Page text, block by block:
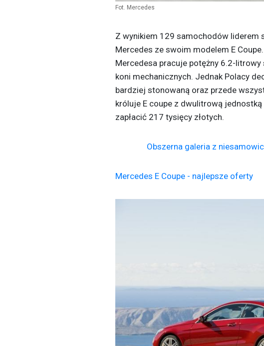
Fot. Mercedes
Z wynikiem 129 samochodów liderem
Mercedes ze swoim modelem E
Mercedesa pracuje potężny 6.2-
koni mechanicznych. Jednak Polacy
bardziej stonowaną oraz przede
króluje E coupe z dwulitrową
zapłacić 217 tysięcy złotych.
Obszerna galeria z
Mercedes E Coupe - najlepsze oferty